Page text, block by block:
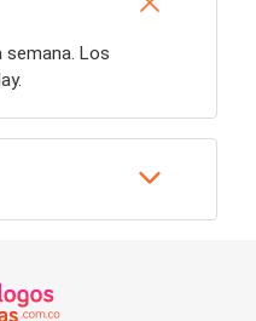
semana. Los